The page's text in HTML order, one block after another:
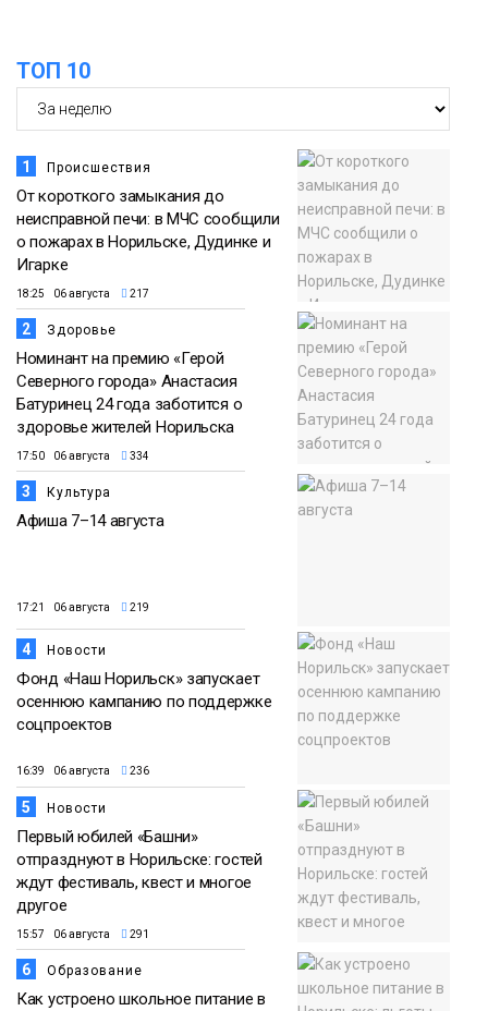
ТОП 10
1 Происшествия
От короткого замыкания до
неисправной печи: в МЧС сообщили
о пожарах в Норильске, Дудинке и
Игарке
18:25 06 августа 217
2 Здоровье
Номинант на премию «Герой
Северного города» Анастасия
Батуринец 24 года заботится о
здоровье жителей Норильска
17:50 06 августа 334
3 Культура
Афиша 7–14 августа
17:21 06 августа 219
4 Новости
Фонд «Наш Норильск» запускает
осеннюю кампанию по поддержке
соцпроектов
16:39 06 августа 236
5 Новости
Первый юбилей «Башни»
отпразднуют в Норильске: гостей
ждут фестиваль, квест и многое
другое
15:57 06 августа 291
6 Образование
Как устроено школьное питание в